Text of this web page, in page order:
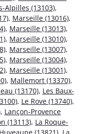
Alpilles (13103),
, Marseille (13016),
, Marseille (13013),
, Marseille (13010),
, Marseille (13007),
, Marseille (13004),
, Marseille (13001),
, Mallemort (13370),
(13170), Les Baux-
, Le Rove (13740),
, Lançon-Provence
(13113), La Roque-